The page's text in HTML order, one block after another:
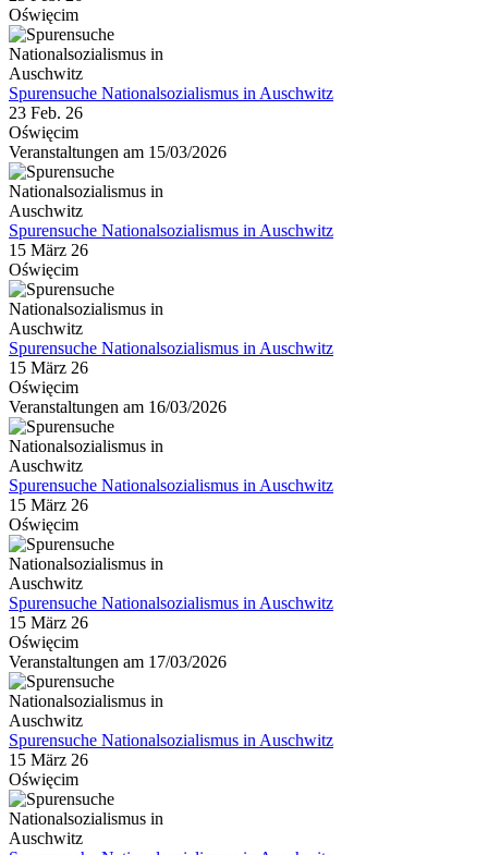
Oświęcim
Spurensuche Nationalsozialismus in Auschwitz
23 Feb. 26
Oświęcim
Veranstaltungen am 15/03/2026
Spurensuche Nationalsozialismus in Auschwitz
15 März 26
Oświęcim
Spurensuche Nationalsozialismus in Auschwitz
15 März 26
Oświęcim
Veranstaltungen am 16/03/2026
Spurensuche Nationalsozialismus in Auschwitz
15 März 26
Oświęcim
Spurensuche Nationalsozialismus in Auschwitz
15 März 26
Oświęcim
Veranstaltungen am 17/03/2026
Spurensuche Nationalsozialismus in Auschwitz
15 März 26
Oświęcim